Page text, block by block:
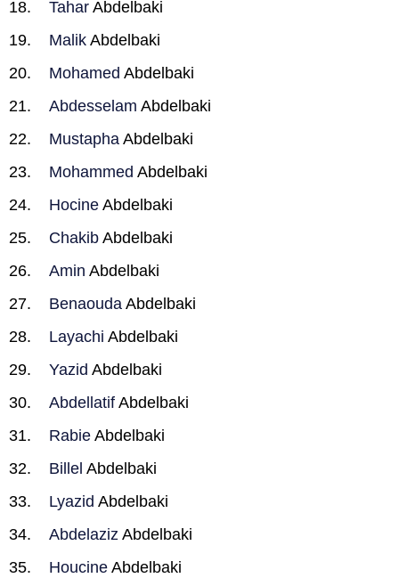
Tahar Abdelbaki
Malik Abdelbaki
Mohamed Abdelbaki
Abdesselam Abdelbaki
Mustapha Abdelbaki
Mohammed Abdelbaki
Hocine Abdelbaki
Chakib Abdelbaki
Amin Abdelbaki
Benaouda Abdelbaki
Layachi Abdelbaki
Yazid Abdelbaki
Abdellatif Abdelbaki
Rabie Abdelbaki
Billel Abdelbaki
Lyazid Abdelbaki
Abdelaziz Abdelbaki
Houcine Abdelbaki